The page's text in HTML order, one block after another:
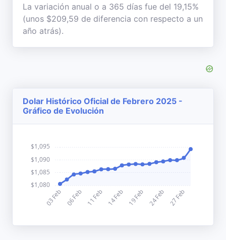
La variación anual o a 365 días fue del 19,15%
(unos $209,59 de diferencia con respecto a un
año atrás).
Dolar Histórico Oficial de Febrero 2025 -
Gráfico de Evolución